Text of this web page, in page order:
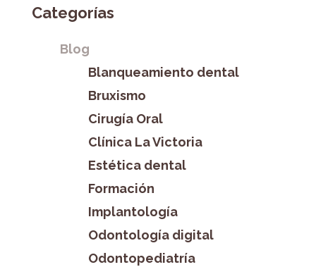
Categorías
Blog
Blanqueamiento dental
Bruxismo
Cirugía Oral
Clínica La Victoria
Estética dental
Formación
Implantología
Odontología digital
Odontopediatría